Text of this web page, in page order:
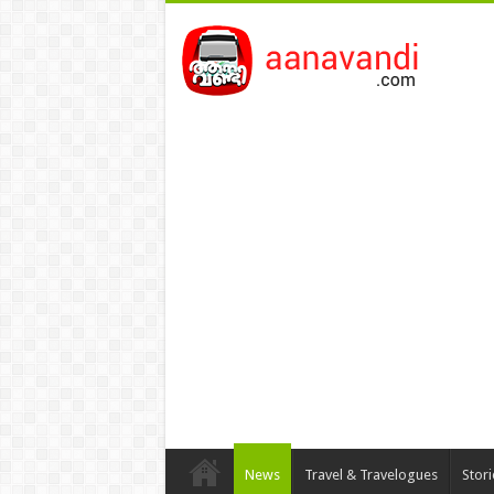
News Travel & Travelogues